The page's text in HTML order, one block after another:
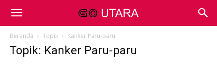
Beranda Topik Kanker Paru-paru
Topik: Kanker Paru-paru